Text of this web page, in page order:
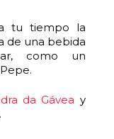
tu tiempo la
de una bebida
como un
da Gávea y